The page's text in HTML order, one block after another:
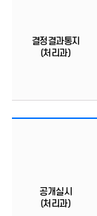
결정결과통지
(처리과)
공개실시
(처리과)